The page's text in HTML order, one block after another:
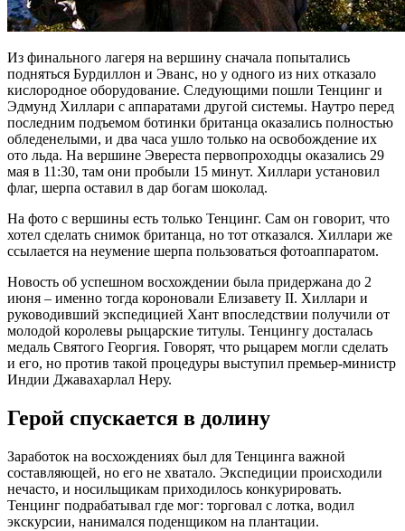
Из финального лагеря на вершину сначала попытались
подняться Бурдиллон и Эванс, но у одного из них отказало
кислородное оборудование. Следующими пошли Тенцинг и
Эдмунд Хиллари с аппаратами другой системы. Наутро перед
последним подъемом ботинки британца оказались полностью
обледенелыми, и два часа ушло только на освобождение их
ото льда. На вершине Эвереста первопроходцы оказались 29
мая в 11:30, там они пробыли 15 минут. Хиллари установил
флаг, шерпа оставил в дар богам шоколад.
На фото с вершины есть только Тенцинг. Сам он говорит, что
хотел сделать снимок британца, но тот отказался. Хиллари же
ссылается на неумение шерпа пользоваться фотоаппаратом.
Новость об успешном восхождении была придержана до 2
июня – именно тогда короновали Елизавету II. Хиллари и
руководивший экспедицией Хант впоследствии получили от
молодой королевы рыцарские титулы. Тенцингу досталась
медаль Святого Георгия. Говорят, что рыцарем могли сделать
и его, но против такой процедуры выступил премьер-министр
Индии Джавахарлал Неру.
Герой спускается в долину
Заработок на восхождениях был для Тенцинга важной
составляющей, но его не хватало. Экспедиции происходили
нечасто, и носильщикам приходилось конкурировать.
Тенцинг подрабатывал где мог: торговал с лотка, водил
экскурсии, нанимался поденщиком на плантации.